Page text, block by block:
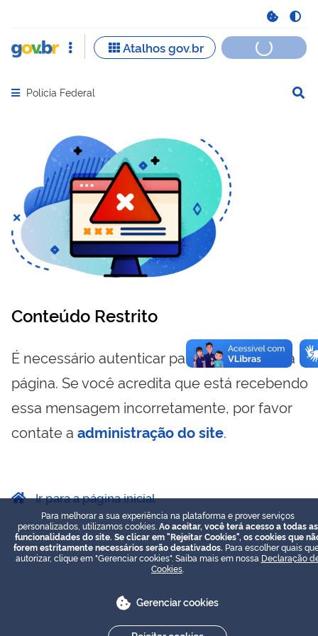
Abrir menu principal de navegação
Polícia Federal
Conteúdo Restrito
É necessário autenticar para visualizar essa
página. Se você acredita que está recebendo
essa mensagem incorretamente, por favor
contate a administração do site.
Ir para a página inicial
Para melhorar a sua experiência na plataforma e prover serviços
personalizados, utilizamos cookies. Ao aceitar, você terá acesso a todas as
funcionalidades do site. Se clicar em "Rejeitar Cookies", os cookies que
forem estritamente necessários serão desativados. Para escolher quais
autorizar, clique em "Gerenciar cookies". Saiba mais em nossa Declaração
Cookies
Gerenciar cookies